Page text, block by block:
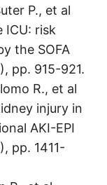
P., et al
ICU: risk
the SOFA
pp. 915-921.
R., et al
injury in
AKI-EPI
pp. 1411-